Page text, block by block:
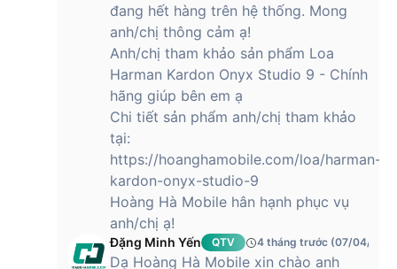
đang hết hàng trên hệ thống. Mong
anh/chị thông cảm ạ!
Anh/chị tham khảo sản phẩm Loa
Harman Kardon Onyx Studio 9 - Chính
hãng giúp bên em ạ
Chi tiết sản phẩm anh/chị tham khảo
tại:
https://hoanghamobile.com/loa/harman-
kardon-onyx-studio-9
Hoàng Hà Mobile hân hạnh phục vụ
anh/chị ạ!
Đặng Minh Yến QTV 4 tháng trước (07/04/
Dạ Hoàng Hà Mobile xin chào anh